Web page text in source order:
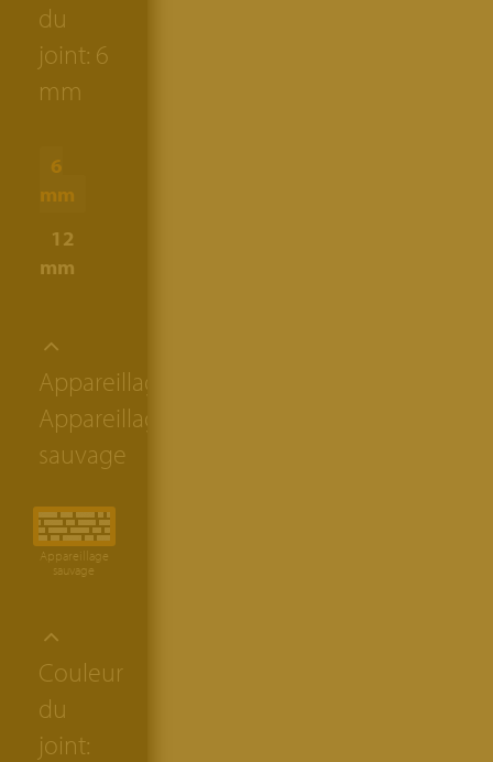
du
joint: 6
mm
6
mm
12
mm
Appareillage:
Appareillage
sauvage
Appareillage
sauvage
Couleur
du
joint: